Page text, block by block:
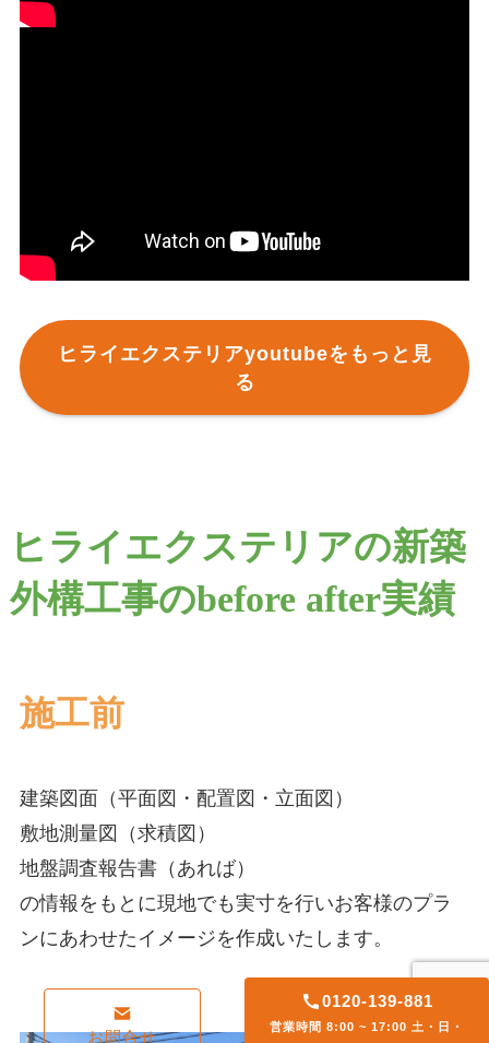
ヒライエクステリアyoutubeをもっと見
る
ヒライエクステリアの新築
外構工事のbefore after実績
施工前
建築図面（平面図・配置図・立面図）
敷地測量図（求積図）
地盤調査報告書（あれば）
の情報をもとに現地でも実寸を行いお客様のプラ
ンにあわせたイメージを作成いたします。
お問合せ
0120-139-881
営業時間 8:00 ~ 17:00 土・日・